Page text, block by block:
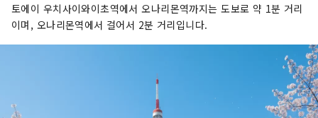
토에이 우치사이와이초역에서 오나리몬역까지는 도보로 약 1분 거리
이며, 오나리몬역에서 걸어서 2분 거리입니다.